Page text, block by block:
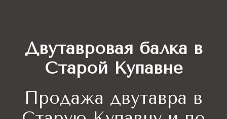
Двутавровая балка в
Старой Купавне
Продажа двутавра в